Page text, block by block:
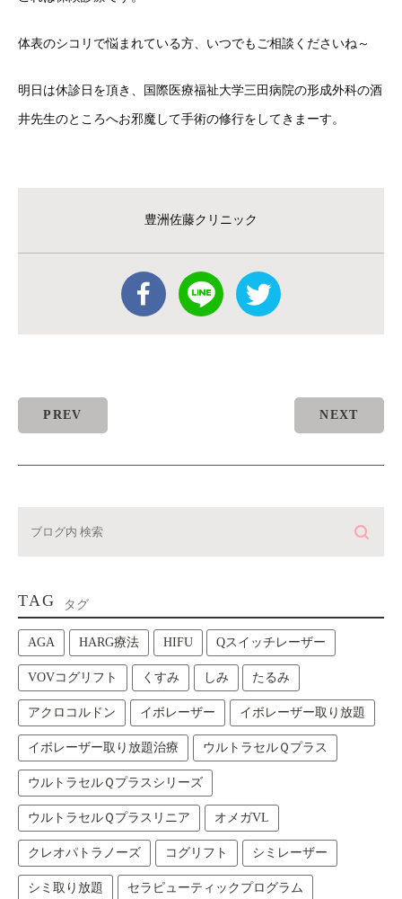
体表のシコリで悩まれている方、いつでもご相談くださいね～
明日は休診日を頂き、国際医療福祉大学三田病院の形成外科の酒
井先生のところへお邪魔して手術の修行をしてきまーす。
豊洲佐藤クリニック
PREV NEXT
TAG タグ
AGA HARG療法 HIFU Qスイッチレーザー
VOVコグリフト くすみ しみ たるみ
アクロコルドン イボレーザー イボレーザー取り放題
イボレーザー取り放題治療 ウルトラセルＱプラス
ウルトラセルＱプラスシリーズ
ウルトラセルＱプラスリニア オメガVL
クレオパトラノーズ コグリフト シミレーザー
シミ取り放題 セラピューティックプログラム